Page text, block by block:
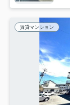
賃貸マンション